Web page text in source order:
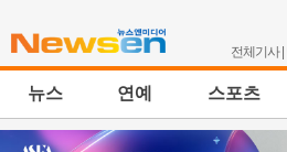
전체기사|
뉴스 연예 스포츠